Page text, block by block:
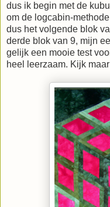
dus ik begin met de
om de logcabin-
dus het volgende blok
derde blok van 9, mijn
gelijk een mooie test
heel leerzaam. Kijk